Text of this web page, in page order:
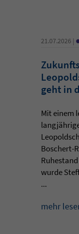
21.07.2026 |
geht in
Mit einem
Boschert-
wurde
...
mehr